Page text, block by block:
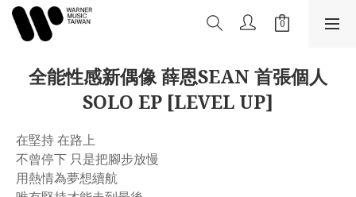
全能性感新偶像 薛恩SEAN 首張個人
SOLO EP [LEVEL UP]
在堅持 在路上
不曾停下 只是把腳步放慢
用熱情為夢想續航